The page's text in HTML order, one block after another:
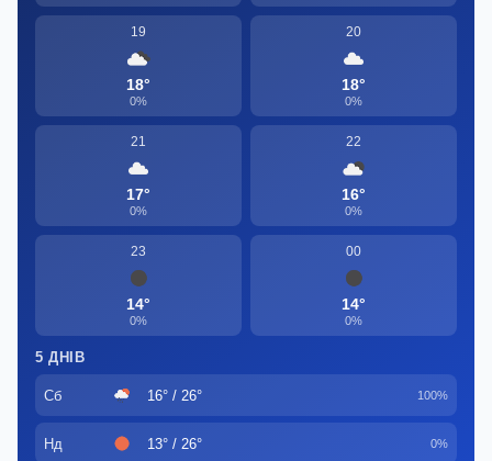
19
18°
0%
20
18°
0%
21
17°
0%
22
16°
0%
23
14°
0%
00
14°
0%
5 ДНІВ
Сб 16° / 26° 100%
Нд 13° / 26° 0%